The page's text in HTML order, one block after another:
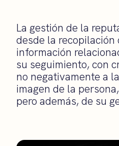
La gestión de la
desde la recopilación
información
su seguimiento, con
no negativamente a
imagen de la
pero además, de su